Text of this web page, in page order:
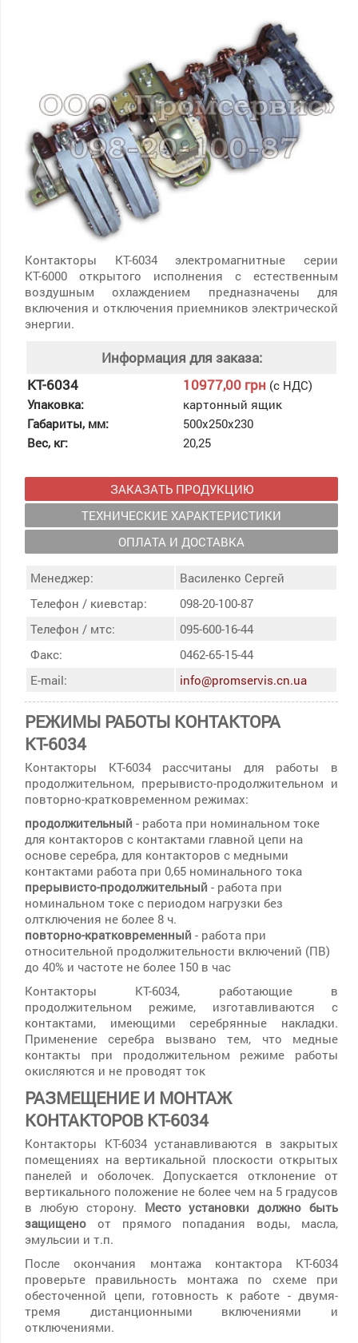
Контакторы КТ-6034 электромагнитные серии
КТ-6000 открытого исполнения с естественным
воздушным охлаждением предназначены для
включения и отключения приемников электрической
энергии.
Информация для заказа:
КТ-6034
10977,00 грн (с НДС)
Упаковка:
картонный ящик
Габариты, мм:
500х250х230
Вес, кг:
20,25
ЗАКАЗАТЬ ПРОДУКЦИЮ
ТЕХНИЧЕСКИЕ ХАРАКТЕРИСТИКИ
ОПЛАТА И ДОСТАВКА
Менеджер:
Василенко Сергей
Телефон / киевстар:
098-20-100-87
Телефон / мтс:
095-600-16-44
Факс:
0462-65-15-44
E-mail:
info@promservis.cn.ua
РЕЖИМЫ РАБОТЫ КОНТАКТОРА
КТ-6034
Контакторы КТ-6034 рассчитаны для работы в
продолжительном, прерывисто-продолжительном и
повторно-кратковременном режимах:
продолжительный - работа при номинальном токе
для контакторов с контактами главной цепи на
основе серебра, для контакторов с медными
контактами работа при 0,65 номинального тока
прерывисто-продолжительный - работа при
номинальном токе с периодом нагрузки без
олтключения не более 8 ч.
повторно-кратковременный - работа при
относительной продолжительности включений (ПВ)
до 40% и частоте не более 150 в час
Контакторы КТ-6034, работающие в
продолжительном режиме, изготавливаются с
контактами, имеющими серебрянные накладки.
Применение серебра вызвано тем, что медные
контакты при продолжительном режиме работы
окисляются и не проводят ток
РАЗМЕЩЕНИЕ И МОНТАЖ
КОНТАКТОРОВ КТ-6034
Контакторы КТ-6034 устанавливаются в закрытых
помещениях на вертикальной плоскости открытых
панелей и оболочек. Допускается отклонение от
вертикального положение не более чем на 5 градусов
в любую сторону. Место установки должно быть
защищено от прямого попадания воды, масла,
эмульсии и т.п.
После окончания монтажа контактора КТ-6034
проверьте правильность монтажа по схеме при
обесточенной цепи, готовность к работе - двумя-
тремя дистанционными включениями и
отключениями.